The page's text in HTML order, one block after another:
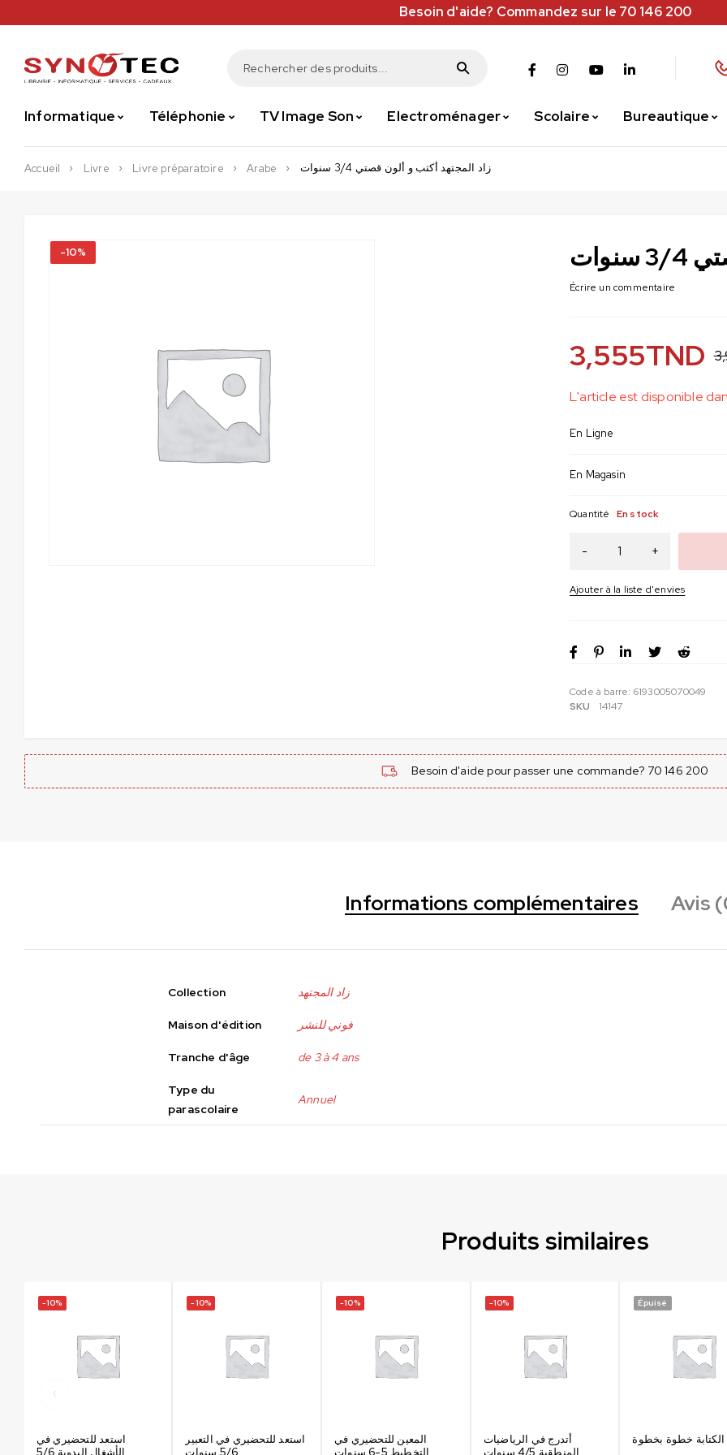
Besoin d'aide? Commandez sur le 70 146 200
Informatique Téléphonie TV Image Son Electroménager Scolaire Bureautique
Accueil Livre Livre préparatoire Arabe زاد المجتهد أكتب و ألون قصتي 3/4 سنوات
-10%
Écrire un commentaire
3,555TND
L'article est disponible
En Ligne
En Magasin
Quantité En stock
Code à barre: 6193005070049
SKU
14147
Besoin d'aide pour passer une commande? 70 146 200
Informations complémentaires Avis
Collection زاد المجتهد
Maison d'édition فوني للنشر
Tranche d'âge de 3 à 4 ans
Type du
parascolaire
Annuel
Produits similaires
-10%
استعد للتحضيري في
-10%
استعد للتحضيري في التعبير
-10%
المعين للتحضيري في
-10%
أتدرج في الرياضيات
Épuisé
الكتابة خطوة بخطوة